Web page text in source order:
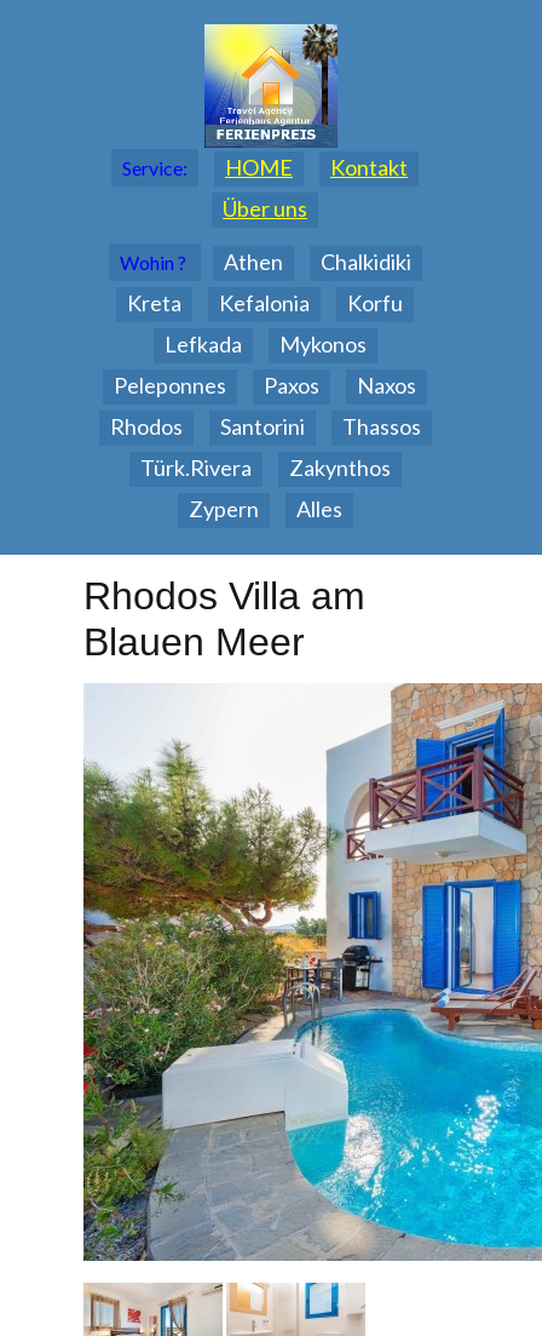
Service: HOME
Kontakt
Über uns
Wohin ? Athen
Chalkidiki
Kreta
Kefalonia
Korfu
Lefkada
Mykonos
Peleponnes
Paxos
Naxos
Rhodos
Santorini
Thassos
Türk.Rivera
Zakynthos
Zypern
Alles
Rhodos Villa am
Blauen Meer